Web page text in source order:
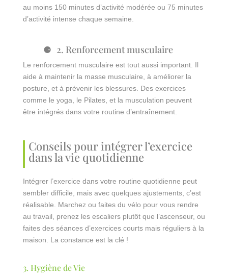
au moins 150 minutes d’activité modérée ou 75 minutes
d’activité intense chaque semaine.
2. Renforcement musculaire
Le renforcement musculaire est tout aussi important. Il
aide à maintenir la masse musculaire, à améliorer la
posture, et à prévenir les blessures. Des exercices
comme le yoga, le Pilates, et la musculation peuvent
être intégrés dans votre routine d’entraînement.
Conseils pour intégrer l’exercice
dans la vie quotidienne
Intégrer l’exercice dans votre routine quotidienne peut
sembler difficile, mais avec quelques ajustements, c’est
réalisable. Marchez ou faites du vélo pour vous rendre
au travail, prenez les escaliers plutôt que l’ascenseur, ou
faites des séances d’exercices courts mais réguliers à la
maison. La constance est la clé !
3. Hygiène de Vie